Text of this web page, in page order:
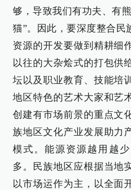
够，导致我们有功夫、有
猫”。因此，要深度整合民
资源的开发要做到精耕细
以往的大杂烩式的打包供
坛以及职业教育、技能培
地区特色的艺术大家和艺
创建有市场前景的重点文
族地区文化产业发展助力
模式。能源资源越用越
多。民族地区应根据当地
以市场运作为主，以全面